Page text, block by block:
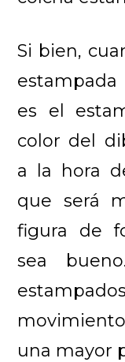
Si bien,
es el
color del
a la hora
que será
figura de
sea
una mayor